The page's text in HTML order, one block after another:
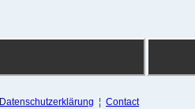
Datenschutzerklärung ¦ Contact